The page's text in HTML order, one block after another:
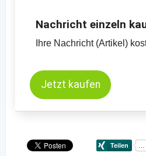
Nachricht einzeln
Ihre Nachricht (Artikel)
Jetzt kaufen